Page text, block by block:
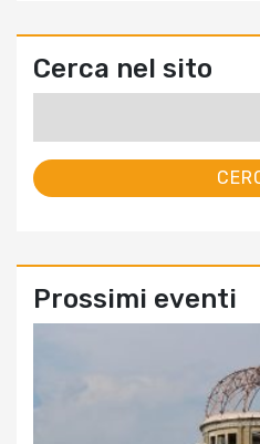
Cerca nel sito
Prossimi eventi